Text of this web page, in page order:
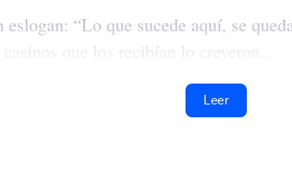
“Lo que sucede aquí, se
que los recibían lo creyeron...
Leer